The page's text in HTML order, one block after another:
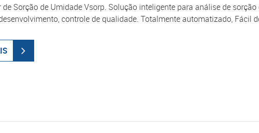
Sorção de Umidade Vsorp. Solução inteligente para análise de
controle de qualidade. Totalmente automatizado, Fácil